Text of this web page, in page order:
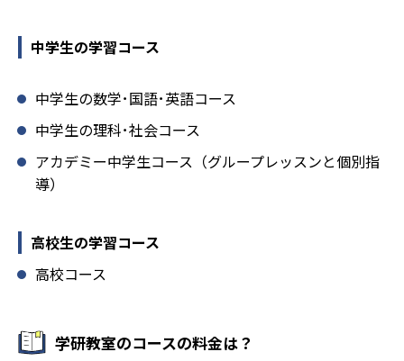
中学生の学習コース
中学生の数学･国語･英語コース
中学生の理科･社会コース
アカデミー中学生コース（グループレッスンと個別指
導）
高校生の学習コース
高校コース
学研教室のコースの料金は？